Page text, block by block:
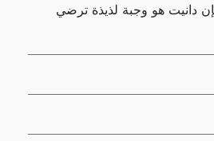
دانيت هو وجبة لذيذة ترضي